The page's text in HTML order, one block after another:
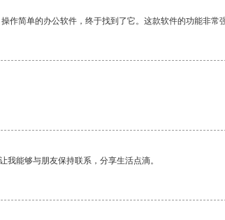
作简单的办公软件，终于找到了它。这款软件的功能非
我能够与朋友保持联系，分享生活点滴。